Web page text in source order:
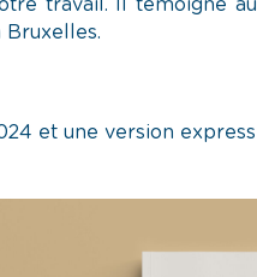
travail. Il témoigne
Bruxelles.
et une version